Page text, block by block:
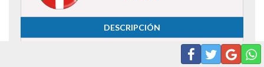
DESCRIPCIÓN
Programa de ayudas «Reto 2030», para el año 2024.